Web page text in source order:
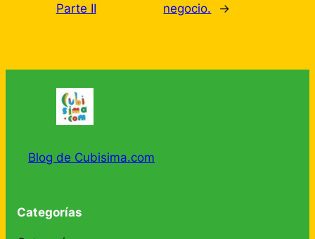
Parte II
negocio.
→
Blog de Cubisima.com
Categorías